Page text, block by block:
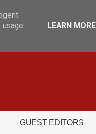
GUEST EDITORS
LEARN MORE